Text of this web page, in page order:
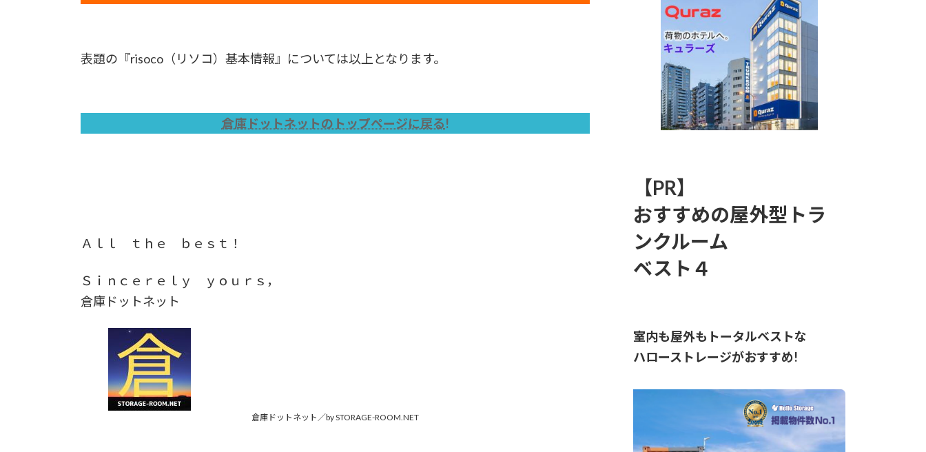
表題の『risoco（リソコ）基本情報』については以上となります。
倉庫ドットネットのトップページに戻る!
Ａｌｌ ｔｈｅ ｂｅｓｔ！
Ｓｉｎｃｅｒｅｌｙ ｙｏｕｒｓ，
倉庫ドットネット
倉庫ドットネット／by STORAGE-ROOM.NET
【PR】
おすすめの屋外型トラ
ンクルーム
ベスト４
室内も屋外もトータルベストな
ハローストレージがおすすめ!